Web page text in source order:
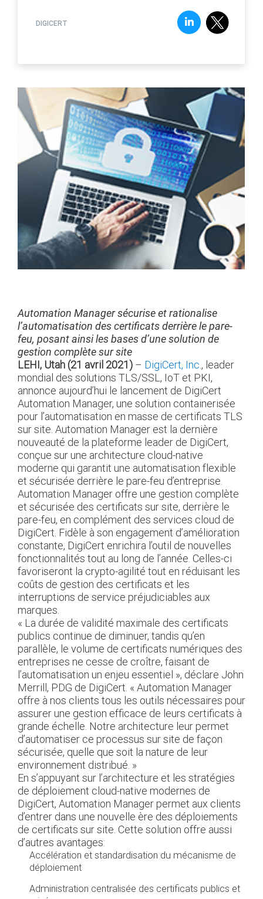
DIGICERT
Automation Manager sécurise et rationalise
l’automatisation des certificats derrière le pare-
feu, posant ainsi les bases d’une solution de
gestion complète sur site
LEHI, Utah (21 avril 2021) – DigiCert, Inc., leader
mondial des solutions TLS/SSL, IoT et PKI,
annonce aujourd’hui le lancement de DigiCert
Automation Manager, une solution containerisée
pour l’automatisation en masse de certificats TLS
sur site. Automation Manager est la dernière
nouveauté de la plateforme leader de DigiCert,
conçue sur une architecture cloud-native
moderne qui garantit une automatisation flexible
et sécurisée derrière le pare-feu d’entreprise.
Automation Manager offre une gestion complète
et sécurisée des certificats sur site, derrière le
pare-feu, en complément des services cloud de
DigiCert. Fidèle à son engagement d’amélioration
constante, DigiCert enrichira l’outil de nouvelles
fonctionnalités tout au long de l’année. Celles-ci
favoriseront la crypto-agilité tout en réduisant les
coûts de gestion des certificats et les
interruptions de service préjudiciables aux
marques.
« La durée de validité maximale des certificats
publics continue de diminuer, tandis qu’en
parallèle, le volume de certificats numériques des
entreprises ne cesse de croître, faisant de
l’automatisation un enjeu essentiel », déclare John
Merrill, PDG de DigiCert. « Automation Manager
offre à nos clients tous les outils nécessaires pour
assurer une gestion efficace de leurs certificats à
grande échelle. Notre architecture leur permet
d’automatiser ce processus sur site de façon
sécurisée, quelle que soit la nature de leur
environnement distribué. »
En s’appuyant sur l’architecture et les stratégies
de déploiement cloud-native modernes de
DigiCert, Automation Manager permet aux clients
d’entrer dans une nouvelle ère des déploiements
de certificats sur site. Cette solution offre aussi
d’autres avantages:
Accélération et standardisation du mécanisme de
déploiement
Administration centralisée des certificats publics et